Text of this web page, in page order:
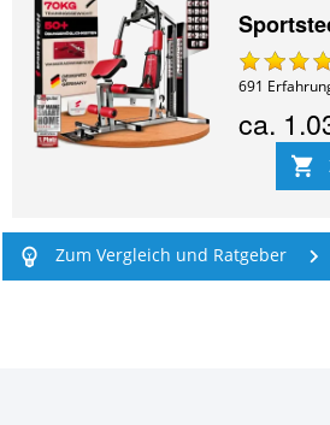
691
ca.
Zum Vergleich und Ratgeber